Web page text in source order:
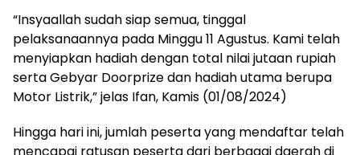
“Insyaallah sudah siap semua, tinggal
pelaksanaannya pada Minggu 11 Agustus. Kami telah
menyiapkan hadiah dengan total nilai jutaan rupiah
serta Gebyar Doorprize dan hadiah utama berupa
Motor Listrik,” jelas Ifan, Kamis (01/08/2024)
Hingga hari ini, jumlah peserta yang mendaftar telah